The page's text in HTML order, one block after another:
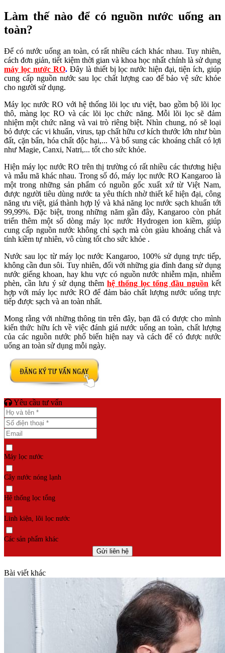
Làm thế nào để có nguồn nước uống an
toàn?
Để có nước uống an toàn, có rất nhiều cách khác nhau. Tuy nhiên,
cách đơn giản, tiết kiệm thời gian và khoa học nhất chính là sử dụng
máy lọc nước RO.Đây là thiết bị lọc nước hiện đại, tiện ích, giúp
cung cấp nguồn nước sau lọc chất lượng cao để bảo vệ sức khỏe
cho người sử dụng.
Máy lọc nước RO với hệ thống lõi lọc ưu việt, bao gồm bộ lõi lọc
thô, màng lọc RO và các lõi lọc chức năng. Mỗi lõi lọc sẽ đảm
nhiệm một chức năng và vai trò riêng biệt. Nhìn chung, nó sẽ loại
bỏ được các vi khuẩn, virus, tạp chất hữu cơ kích thước lớn như bùn
đất, cặn bẩn, hóa chất độc hại,... Và bổ sung các khoáng chất có lợi
như Magie, Canxi, Natri,... tốt cho sức khỏe.
Hiện máy lọc nước RO trên thị trường có rất nhiều các thương hiệu
và mẫu mã khác nhau. Trong số đó, máy lọc nước RO Kangaroo là
một trong những sản phẩm có nguồn gốc xuất xứ từ Việt Nam,
được người tiêu dùng nước ta yêu thích nhờ thiết kế hiện đại, công
năng ưu việt, giá thành hợp lý và khả năng lọc nước sạch khuẩn tới
99,99%. Đặc biệt, trong những năm gần đây, Kangaroo còn phát
triển thêm một số dòng máy lọc nước Hydrogen ion kiềm, giúp
cung cấp nguồn nước không chỉ sạch mà còn giàu khoáng chất và
tính kiềm tự nhiên, vô cùng tốt cho sức khỏe .
Nước sau lọc từ máy lọc nước Kangaroo, 100% sử dụng trực tiếp,
không cần đun sôi. Tuy nhiên, đối với những gia đình đang sử dụng
nước giếng khoan, hay khu vực có nguồn nước nhiễm mặn, nhiễm
phèn, cần lưu ý sử dụng thêm hệ thống lọc tổng đầu nguồn kết
hợp với máy lọc nước RO để đảm bảo chất lượng nước uống trực
tiếp được sạch và an toàn nhất.
Mong rằng với những thông tin trên đây, bạn đã có được cho mình
kiến thức hữu ích về việc đánh giá nước uống an toàn, chất lượng
của các nguồn nước phổ biến hiện nay và cách để có được nước
uống an toàn sử dụng mỗi ngày.
Yêu cầu tư vấn
Máy lọc nước
Cây nước nóng lạnh
Hệ thống lọc tổng
Linh kiện, lõi lọc nước
Các sản phẩm khác
Bài viết khác